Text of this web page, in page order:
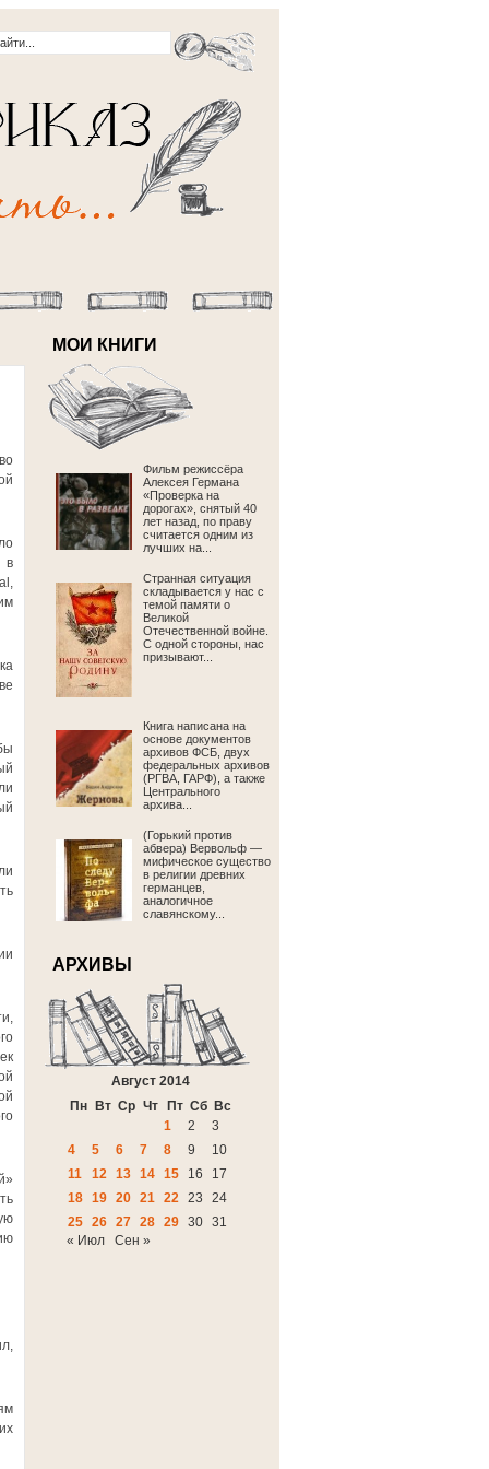
в
МОИ КНИГИ
Фильм режиссёра
Алексея Германа
«Проверка на
дорогах», снятый 40
лет назад, по праву
считается одним из
лучших на...
Странная ситуация
складывается у нас с
темой памяти о
Великой
Отечественной войне.
С одной стороны, нас
призывают...
Книга написана на
основе документов
архивов ФСБ, двух
федеральных архивов
(РГВА, ГАРФ), а также
Центрального
архива...
(Горький против
абвера) Вервольф —
мифическое существо
в религии древних
германцев,
аналогичное
славянскому...
АРХИВЫ
Август 2014
Пн
Вт Ср Чт Пт Сб Вс
1
2
3
4
5 6 7 8 9
10
11
12 13 14 15 16
17
18 19 20 21 22 23
24
25 26 27 28 29 30 31
« Июл
Сен »